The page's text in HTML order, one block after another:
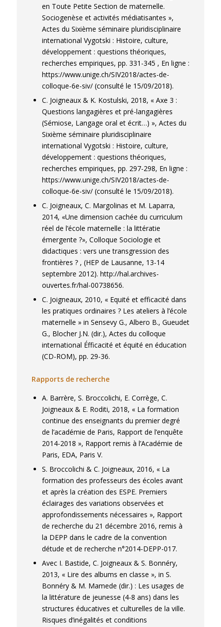
en Toute Petite Section de maternelle.
Sociogenèse et activités médiatisantes »,
Actes du Sixième séminaire pluridisciplinaire
international Vygotski : Histoire, culture,
développement : questions théoriques,
recherches empiriques, pp. 331-345 , En ligne :
https://www.unige.ch/SIV2018/actes-de-
colloque-6e-siv/ (consulté le 15/09/2018).
C. Joigneaux & K. Kostulski, 2018, « Axe 3 :
Questions langagières et pré-langagières
(Sémiose, Langage oral et écrit…) », Actes du
Sixième séminaire pluridisciplinaire
international Vygotski : Histoire, culture,
développement : questions théoriques,
recherches empiriques, pp. 297-298, En ligne :
https://www.unige.ch/SIV2018/actes-de-
colloque-6e-siv/ (consulté le 15/09/2018).
C. Joigneaux, C. Margolinas et M. Laparra,
2014, «Une dimension cachée du curriculum
réel de l’école maternelle : la littératie
émergente ?», Colloque Sociologie et
didactiques : vers une transgression des
frontières ? , (HEP de Lausanne, 13-14
septembre 2012). http://hal.archives-
ouvertes.fr/hal-00738656.
C. Joigneaux, 2010, « Equité et efficacité dans
les pratiques ordinaires ? Les ateliers à l’école
maternelle » in Sensevy G., Albero B., Gueudet
G., Blocher J.N. (dir.), Actes du colloque
international Éfficacité et équité en éducation
(CD-ROM), pp. 29-36.
Rapports de recherche
A. Barrère, S. Broccolichi, E. Corrège, C.
Joigneaux & E. Roditi, 2018, « La formation
continue des enseignants du premier degré
de l’académie de Paris, Rapport de l’enquête
2014-2018 », Rapport remis à l’Académie de
Paris, EDA, Paris V.
S. Broccolichi & C. Joigneaux, 2016, « La
formation des professeurs des écoles avant
et après la création des ESPE. Premiers
éclairages des variations observées et
approfondissements nécessaires », Rapport
de recherche du 21 décembre 2016, remis à
la DEPP dans le cadre de la convention
détude et de recherche n°2014-DEPP-017.
Avec I. Bastide, C. Joigneaux & S. Bonnéry,
2013, « Lire des albums en classe », in S.
Bonnéry & M. Mamede (dir.) : Les usages de
la littérature de jeunesse (4-8 ans) dans les
structures éducatives et culturelles de la ville.
Risques d’inégalités et conditions